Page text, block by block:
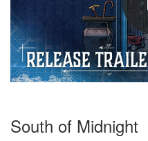
South of Midnight